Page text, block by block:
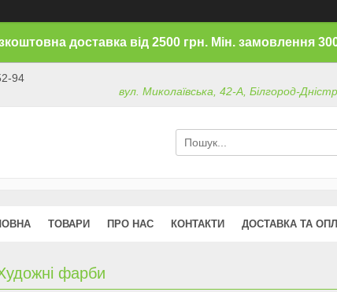
доставка від 2500 грн. Мін. замовлення
94
вул. Миколаївська, 42-А, Білгород-
ТОВАРИ ПРО НАС КОНТАКТИ ДОСТАВКА ТА
фарби